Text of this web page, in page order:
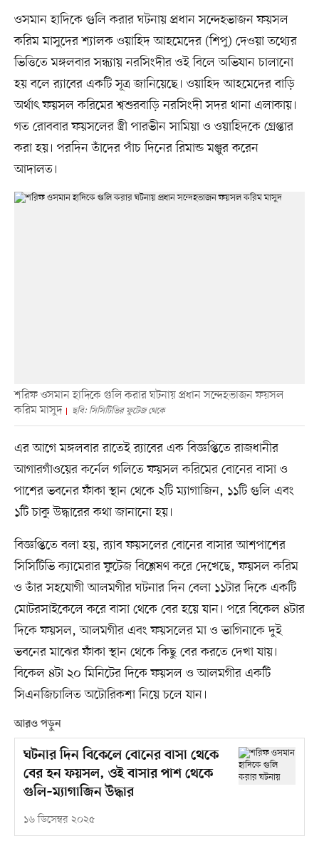
ওসমান হাদিকে গুলি করার ঘটনায় প্রধান সন্দেহভাজন ফয়সল
করিম মাসুদের শ্যালক ওয়াহিদ আহমেদের (শিপু) দেওয়া তথ্যের
ভিত্তিতে মঙ্গলবার সন্ধ্যায় নরসিংদীর ওই বিলে অভিযান চালানো
হয় বলে র‌্যাবের একটি সূত্র জানিয়েছে। ওয়াহিদ আহমেদের বাড়ি
অর্থাৎ ফয়সল করিমের শ্বশুরবাড়ি নরসিংদী সদর থানা এলাকায়।
গত রোববার ফয়সলের স্ত্রী পারভীন সামিয়া ও ওয়াহিদকে গ্রেপ্তার
করা হয়। পরদিন তাঁদের পাঁচ দিনের রিমান্ড মঞ্জুর করেন
আদালত।
শরিফ ওসমান হাদিকে গুলি করার ঘটনায় প্রধান সন্দেহভাজন ফয়সল
করিম মাসুদ
ছবি: সিসিটিভির ফুটেজ থেকে
এর আগে মঙ্গলবার রাতেই র‌্যাবের এক বিজ্ঞপ্তিতে রাজধানীর
আগারগাঁওয়ের কর্নেল গলিতে ফয়সল করিমের বোনের বাসা ও
পাশের ভবনের ফাঁকা স্থান থেকে ২টি ম্যাগাজিন, ১১টি গুলি এবং
১টি চাকু উদ্ধারের কথা জানানো হয়।
বিজ্ঞপ্তিতে বলা হয়, র‌্যাব ফয়সলের বোনের বাসার আশপাশের
সিসিটিভি ক্যামেরার ফুটেজ বিশ্লেষণ করে দেখেছে, ফয়সল করিম
ও তাঁর সহযোগী আলমগীর ঘটনার দিন বেলা ১১টার দিকে একটি
মোটরসাইকেলে করে বাসা থেকে বের হয়ে যান। পরে বিকেল ৪টার
দিকে ফয়সল, আলমগীর এবং ফয়সলের মা ও ভাগিনাকে দুই
ভবনের মাঝের ফাঁকা স্থান থেকে কিছু বের করতে দেখা যায়।
বিকেল ৪টা ২০ মিনিটের দিকে ফয়সল ও আলমগীর একটি
সিএনজিচালিত অটোরিকশা নিয়ে চলে যান।
আরও পড়ুন
ঘটনার দিন বিকেলে বোনের বাসা থেকে
বের হন ফয়সল, ওই বাসার পাশ থেকে
গুলি–ম্যাগাজিন উদ্ধার
১৬ ডিসেম্বর ২০২৫